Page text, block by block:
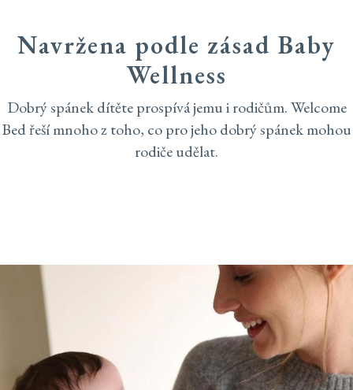
Navržena podle zásad Baby
Wellness
Dobrý spánek dítěte prospívá jemu i rodičům. Welcome
Bed řeší mnoho z toho, co pro jeho dobrý spánek mohou
rodiče udělat.